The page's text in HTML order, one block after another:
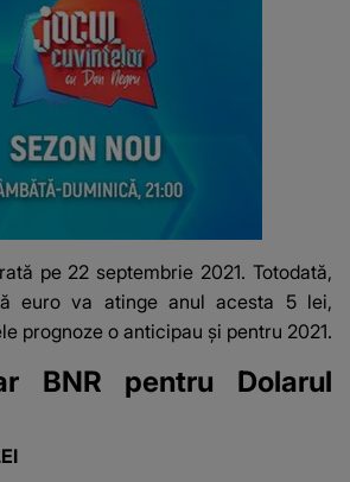
pe 22 septembrie 2021. Totodată,
euro va atinge anul acesta 5 lei,
prognoze o anticipau și pentru 2021.
BNR pentru Dolarul